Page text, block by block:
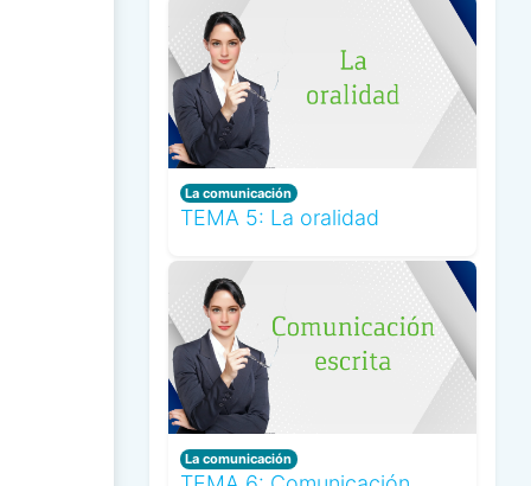
La comunicación
TEMA 5: La oralidad
La comunicación